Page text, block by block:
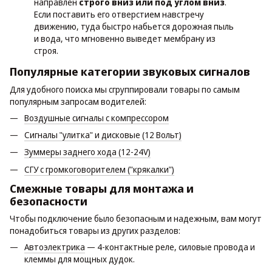
Если поставить его отверстием навстречу
движению, туда быстро набьется дорожная пыль
и вода, что мгновенно выведет мембрану из
строя.
Популярные категории звуковых сигналов
Для удобного поиска мы сгруппировали товары по самым
популярным запросам водителей:
Воздушные сигналы с компрессором
Сигналы "улитка" и дисковые (12 Вольт)
Зуммеры заднего хода (12-24V)
СГУ с громкоговорителем ("крякалки")
Смежные товары для монтажа и
безопасности
Чтобы подключение было безопасным и надежным, вам могут
понадобиться товары из других разделов:
Автоэлектрика — 4-контактные реле, силовые провода и
клеммы для мощных дудок.